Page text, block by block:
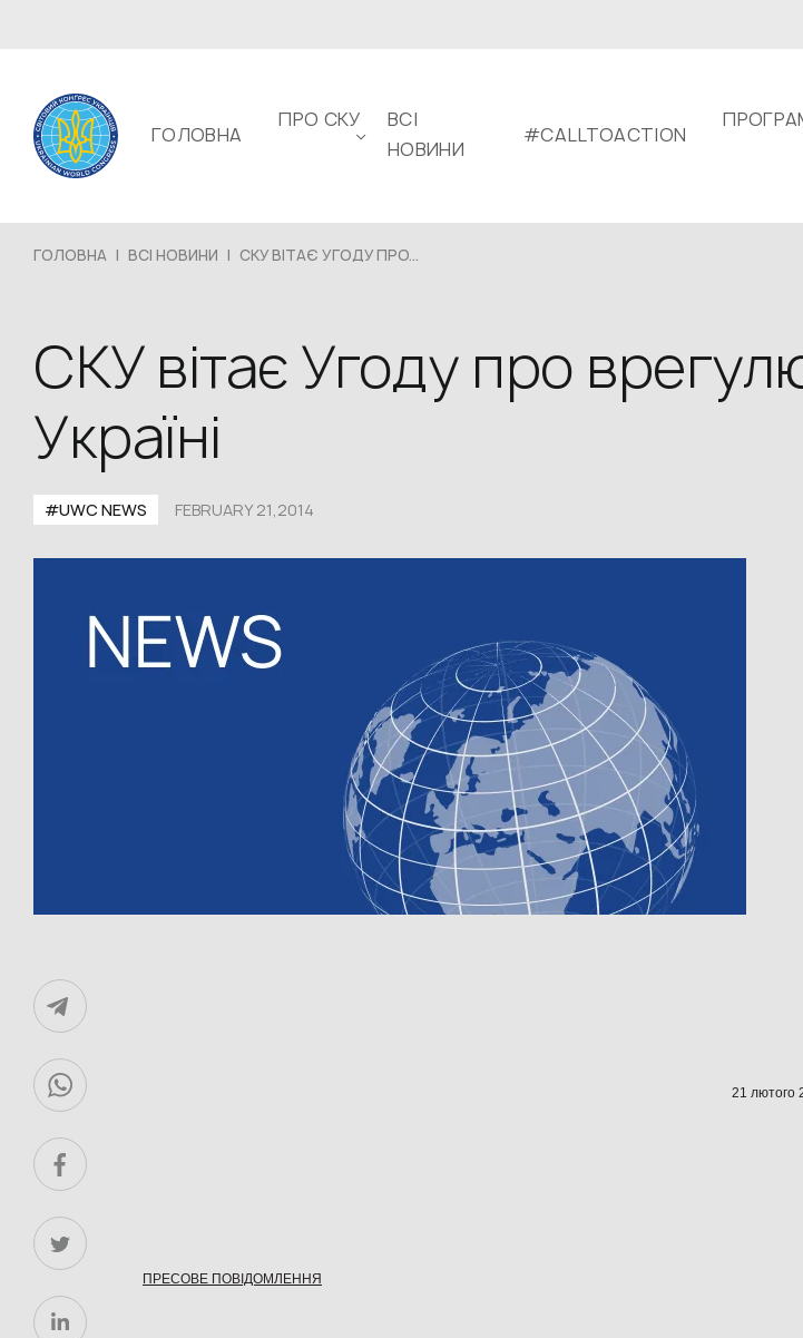
ГОЛОВНА
ПРО СКУ
ВСІ
НОВИНИ
#CALLTOACTION
ГОЛОВНА | ВСІ НОВИНИ | СКУ ВІТАЄ УГОДУ ПРО...
СКУ вітає Угоду про
Україні
#UWC NEWS FEBRUARY 21,2014
21 лютого
ПРЕСОВЕ ПОВІДОМЛЕННЯ